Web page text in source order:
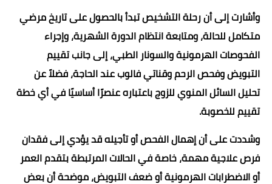
وأشارت إلى أن رحلة التشخيص تبدأ بالحصول على تاريخ مرضي
متكامل للحالة، ومتابعة انتظام الدورة الشهرية، وإجراء
الفحوصات الهرمونية والسونار الطبي، إلى جانب تقييم
التبويض وفحص الرحم وقناتي فالوب عند الحاجة، فضلاً عن
تحليل السائل المنوي للزوج باعتباره عنصرًا أساسيًا في أي خطة
تقييم للخصوبة.
وشددت على أن إهمال الفحص أو تأجيله قد يؤدي إلى فقدان
فرص علاجية مهمة، خاصة في الحالات المرتبطة بتقدم العمر
أو الاضطرابات الهرمونية أو ضعف التبويض، موضحة أن بعض